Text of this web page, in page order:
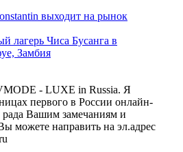
выходит на рынок
лагерь Чиса Бусанга в
Замбия
- LUXE in Russia. Я
первого в России онлайн-
Вашим замечаниям и
можете направить на эл.адрес